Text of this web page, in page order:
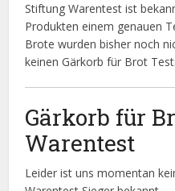
Stiftung Warentest ist
Produkten einem genauen
Brote wurden bisher noch
keinen Gärkorb für Brot
Gärkorb für
Warentest
Leider ist uns momentan